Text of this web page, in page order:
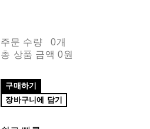
주문 수량
0개
총 상품 금액 0원
구매하기
장바구니에 담기